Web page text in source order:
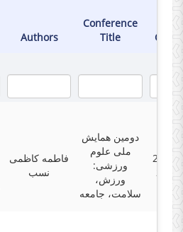
Authors
Conference
Title
فاطمه کاظمی
نسب
دومین همایش
ملی علوم
ورزشی:
ورزش،
سلامت، جامعه
2021-